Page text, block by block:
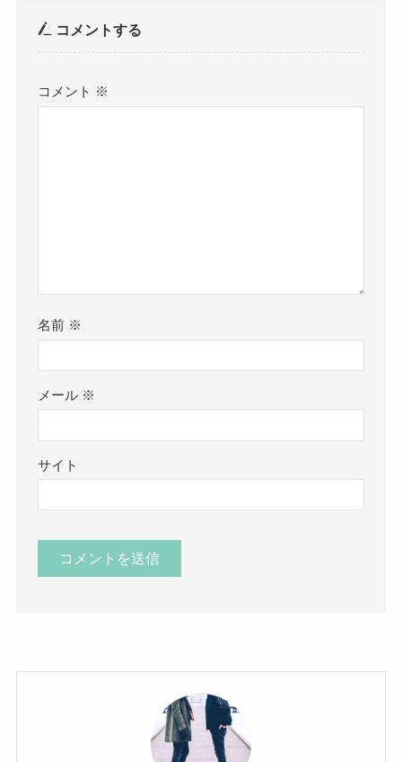
コメントする
コメント ※
名前 ※
メール ※
サイト